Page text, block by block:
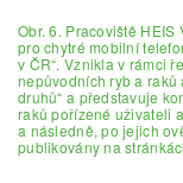
Obr. 6. Pracoviště
pro chytré mobilní
v ČR“. Vznikla v rámci
nepůvodních ryb a
druhů“ a představuje
raků pořízené uživateli
a následně, po jejich
publikovány na